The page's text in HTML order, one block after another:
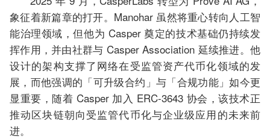
象征着新篇章的打开。Manohar 虽然将重心转向人工智
能治理领域，但他为 Casper 奠定的技术基础仍持续发
挥作用，并由社群与 Casper Association 延续推进。他
设计的架构支撑了网络在受监管资产代币化领域的发
展，而他强调的「可升级合约」与「合规功能」如今更
显重要，随着 Casper 加入 ERC-3643 协会，该技术正
推动区块链朝向受监管代币化与企业级应用的未来前
进。